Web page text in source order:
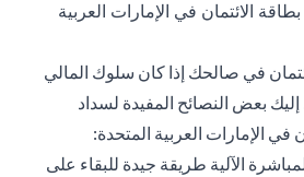
الائتمان في الإمارات العربية
في صالحك إذا كان سلوك المالي
بعض النصائح المفيدة لسداد
الإمارات العربية المتحدة:
الآلية طريقة جيدة للبقاء على